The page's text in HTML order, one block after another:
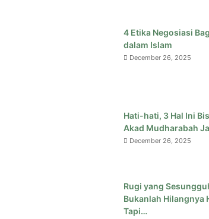
4 Etika Negosiasi
dalam Islam
December 26, 2025
Hati-hati, 3 Hal Ini
Akad Mudharabah
December 26, 2025
Rugi yang
Bukanlah Hilangnya
Tapi…